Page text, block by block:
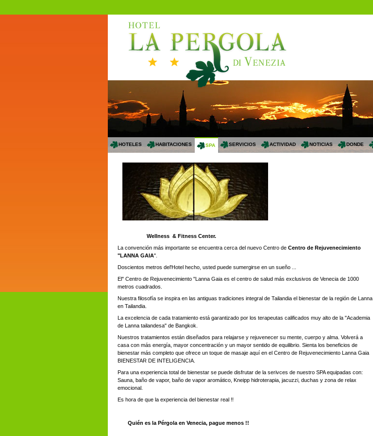
HOTELES HABITACIONES SPA SERVICIOS ACTIVIDAD NOTICIAS DONDE
Wellness & Fitness Center.
La convención más importante se encuentra cerca del nuevo Centro de Centro de Rejuvenecimiento
"LANNA GAIA".
Doscientos metros del'Hotel hecho, usted puede sumergirse en un sueño ...
El" Centro de Rejuvenecimiento "Lanna Gaia es el centro de salud más exclusivos de Venecia de 1000
metros cuadrados.
Nuestra filosofía se inspira en las antiguas tradiciones integral de Tailandia el bienestar de la región de Lanna
en Tailandia.
La excelencia de cada tratamiento está garantizado por los terapeutas calificados muy alto de la "Academia
de Lanna tailandesa" de Bangkok.
Nuestros tratamientos están diseñados para relajarse y rejuvenecer su mente, cuerpo y alma. Volverá a
casa con más energía, mayor concentración y un mayor sentido de equilibrio. Sienta los beneficios de
bienestar más completo que ofrece un toque de masaje aquí en el Centro de Rejuvenecimiento Lanna Gaia
BIENESTAR DE INTELIGENCIA.
Para una experiencia total de bienestar se puede disfrutar de la serivces de nuestro SPA equipadas con:
Sauna, baño de vapor, baño de vapor aromático, Kneipp hidroterapia, jacuzzi, duchas y zona de relax
emocional.
Es hora de que la experiencia del bienestar real !!
Quién es la Pérgola en Venecia, pague menos !!